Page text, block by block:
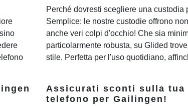
Perché dovresti scegliere una
Semplice: le nostre custodie offrono
anche veri colpi d'occhio! Che sia
particolarmente robusta, su Glided
stile. Perfetta per l'uso quotidiano,
Assicurati sconti sulla tua
telefono per Gailingen!